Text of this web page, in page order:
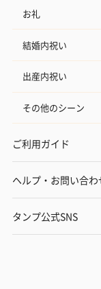
お礼
結婚内祝い
出産内祝い
その他のシーン
ご利用ガイド
ヘルプ・お問い合わ
タンプ公式SNS